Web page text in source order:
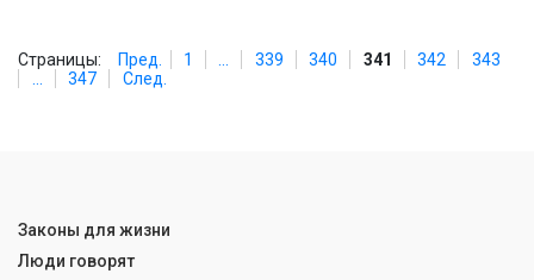
Страницы: Пред. 1 339 340 341 342
343
347 След.
Законы для жизни
Люди говорят